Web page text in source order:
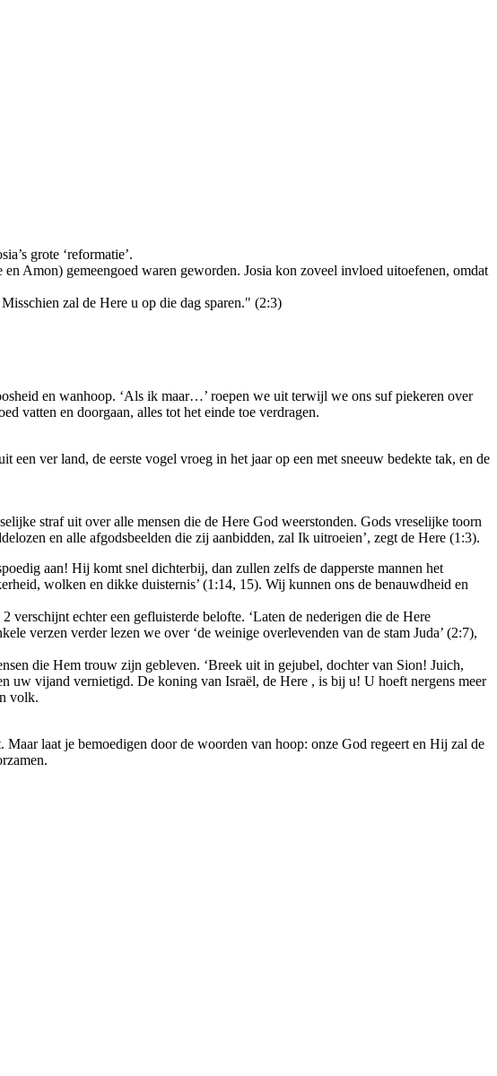
grote ‘reformatie’.
Amon) gemeengoed waren geworden. Josia kon zoveel invloed uitoefenen, omdat
zal de Here u op die dag sparen." (2:3)
en wanhoop. ‘Als ik maar…’ roepen we uit terwijl we ons suf piekeren over
vatten en doorgaan, alles tot het einde toe verdragen.
ver land, de eerste vogel vroeg in het jaar op een met sneeuw bedekte tak, en de
straf uit over alle mensen die de Here God weerstonden. Gods vreselijke toorn
en alle afgodsbeelden die zij aanbidden, zal Ik uitroeien’, zegt de Here (1:3).
aan! Hij komt snel dichterbij, dan zullen zelfs de dapperste mannen het
wolken en dikke duisternis’ (1:14, 15). Wij kunnen ons de benauwdheid en
echter een gefluisterde belofte. ‘Laten de nederigen die de Here
verzen verder lezen we over ‘de weinige overlevenden van de stam Juda’ (2:7),
die Hem trouw zijn gebleven. ‘Breek uit in gejubel, dochter van Sion! Juich,
uw vijand vernietigd. De koning van Israël, de Here , is bij u! U hoeft nergens meer
volk.
laat je bemoedigen door de woorden van hoop: onze God regeert en Hij zal de